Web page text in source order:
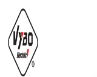
Zum
Inhalt
springen